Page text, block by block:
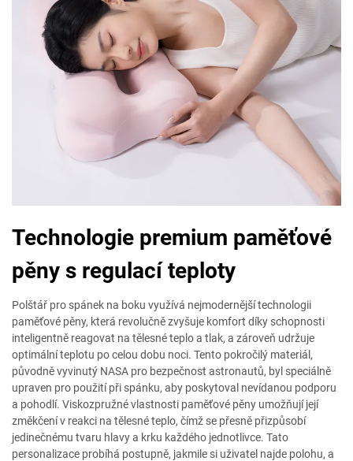
Technologie premium paměťové
pěny s regulací teploty
Polštář pro spánek na boku využívá nejmodernější technologii
paměťové pěny, která revolučně zvyšuje komfort díky schopnosti
inteligentně reagovat na tělesné teplo a tlak, a zároveň udržuje
optimální teplotu po celou dobu noci. Tento pokročilý materiál,
původně vyvinutý NASA pro bezpečnost astronautů, byl speciálně
upraven pro použití při spánku, aby poskytoval nevídanou podporu
a pohodlí. Viskozpružné vlastnosti paměťové pěny umožňují její
změkčení v reakci na tělesné teplo, čímž se přesně přizpůsobí
jedinečnému tvaru hlavy a krku každého jednotlivce. Tato
personalizace probíhá postupně, jakmile si uživatel najde polohu, a